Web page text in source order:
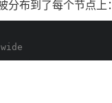
分布到了每个节点上：